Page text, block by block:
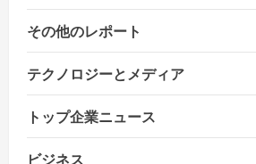
その他のレポート
テクノロジーとメディア
トップ企業ニュース
ビジネス